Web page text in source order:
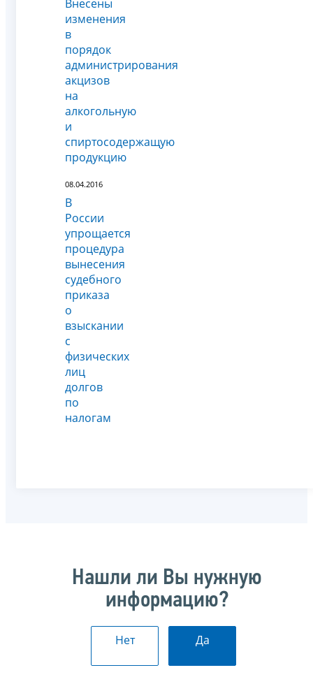
Внесены
изменения
в
порядок
администрирования
акцизов
на
алкогольную
и
спиртосодержащую
продукцию
08.04.2016
В
России
упрощается
процедура
вынесения
судебного
приказа
о
взыскании
с
физических
лиц
долгов
по
налогам
Нашли ли Вы нужную
информацию?
Нет Да